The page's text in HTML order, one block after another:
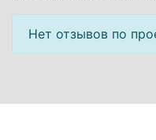
Нет отзывов по